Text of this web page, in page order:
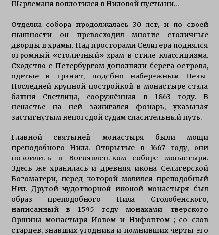
Шарлеманя воплотился в Ниловой пустыни…
Отделка собора продолжалась 30 лет, и по своей
пышности он превосходил многие столичные
дворцы и храмы. Над просторами Селигера поднялся
огромный «столичный» храм в стиле классицизма.
Сходство с Петербургом дополняли берега острова,
одетые в гранит, подобно набережным Невы.
Последней крупной постройкой в монастыре стала
башня Светлица, сооружённая в 1863 году. В
ненастье на ней зажигался фонарь, указывая
застигнутым непогодой судам спасительный путь.
Главной святыней монастыря были мощи
преподобного Нила. Открытые в 1667 году, они
покоились в Богоявленском соборе монастыря.
Здесь же хранилась и древняя икона Селигерской
Богоматери, перед которой молился преподобный
Нил. Другой чудотворной иконой монастыря был
образ преподобного Нила Столобенского,
написанный в 1595 году монахами тверского
Оршина монастыря Иовом и Нифонтом ; со слов
старцев, знавших угодника и помнивших черты его